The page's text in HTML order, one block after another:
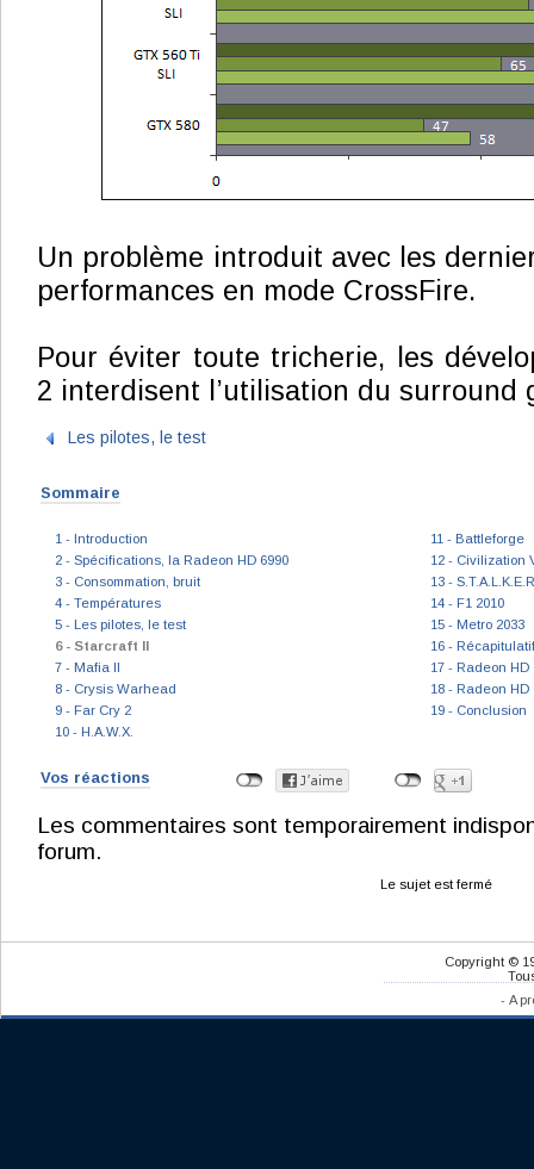
Un problème introduit avec les
performances en mode CrossFire.
Pour éviter toute tricherie, les
2 interdisent l’utilisation du surround
Les pilotes, le test
Sommaire
1 - Introduction
2 - Spécifications, la Radeon HD 6990
3 - Consommation, bruit
4 - Températures
5 - Les pilotes, le test
6 - Starcraft II
7 - Mafia II
8 - Crysis Warhead
9 - Far Cry 2
10 - H.A.W.X.
11 - Battleforge
12 - Civilization
13 -
14 - F1 2010
15 - Metro 2033
16 -
17 - Radeon HD
18 - Radeon HD
19 - Conclusion
Vos réactions
Les commentaires sont temporairement
forum.
Le sujet est fermé
Copyright ©
- A